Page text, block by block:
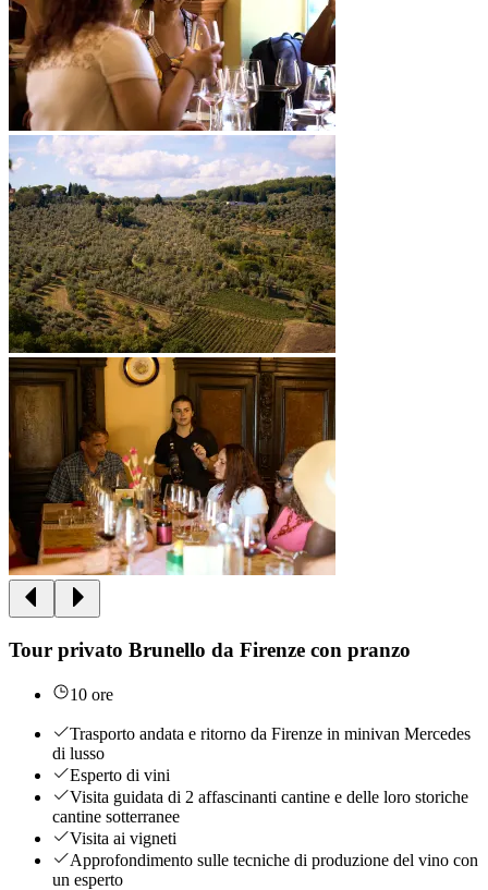
Tour privato Brunello da Firenze con pranzo
10 ore
Trasporto andata e ritorno da Firenze in minivan Mercedes
di lusso
Esperto di vini
Visita guidata di 2 affascinanti cantine e delle loro storiche
cantine sotterranee
Visita ai vigneti
Approfondimento sulle tecniche di produzione del vino con
un esperto